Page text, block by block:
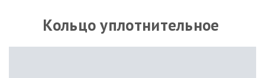
Кольцо уплотнительное